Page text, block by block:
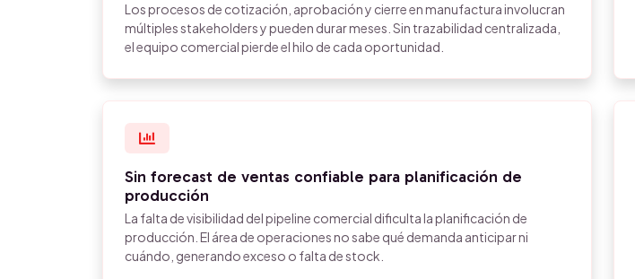
Los procesos de cotización, aprobación y cierre en manufactura involucran
múltiples stakeholders y pueden durar meses. Sin trazabilidad centralizada,
el equipo comercial pierde el hilo de cada oportunidad.
Sin forecast de ventas confiable para planificación de
producción
La falta de visibilidad del pipeline comercial dificulta la planificación de
producción. El área de operaciones no sabe qué demanda anticipar ni
cuándo, generando exceso o falta de stock.